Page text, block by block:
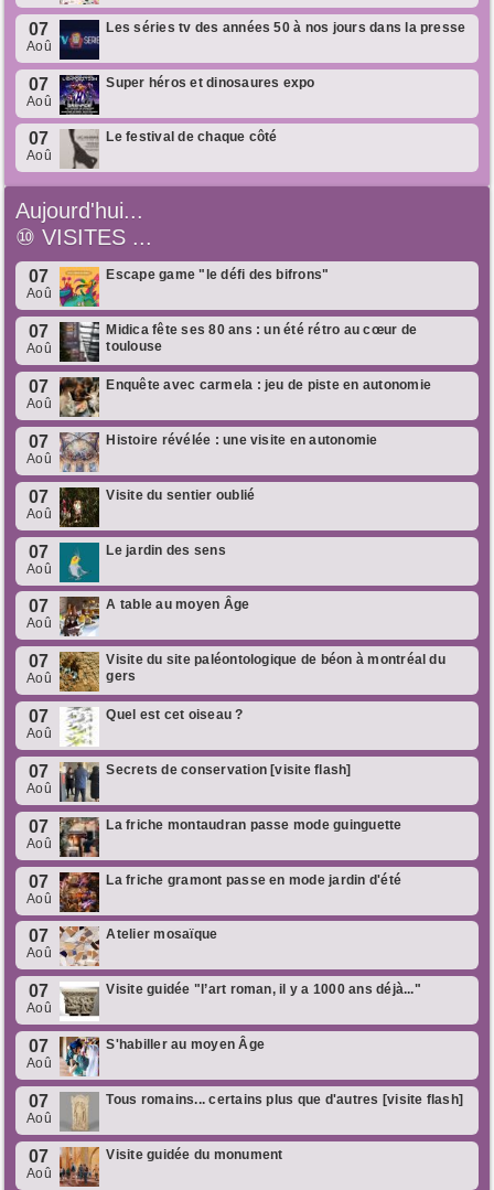
07
Aoû
Les séries tv des années 50 à nos jours dans la presse
07
Aoû
Super héros et dinosaures expo
07
Aoû
Le festival de chaque côté
Aujourd'hui...
⑩VISITES ...
07
Aoû
Escape game "le défi des bifrons"
07
Aoû
Midica fête ses 80 ans : un été rétro au cœur de
toulouse
07
Aoû
Enquête avec carmela : jeu de piste en autonomie
07
Aoû
Histoire révélée : une visite en autonomie
07
Aoû
Visite du sentier oublié
07
Aoû
Le jardin des sens
07
Aoû
A table au moyen Âge
07
Aoû
Visite du site paléontologique de béon à montréal du
gers
07
Aoû
Quel est cet oiseau ?
07
Aoû
Secrets de conservation [visite flash]
07
Aoû
La friche montaudran passe mode guinguette
07
Aoû
La friche gramont passe en mode jardin d'été
07
Aoû
Atelier mosaïque
07
Aoû
Visite guidée "l’art roman, il y a 1000 ans déjà..."
07
Aoû
S'habiller au moyen Âge
07
Aoû
Tous romains... certains plus que d'autres [visite flash]
07
Aoû
Visite guidée du monument